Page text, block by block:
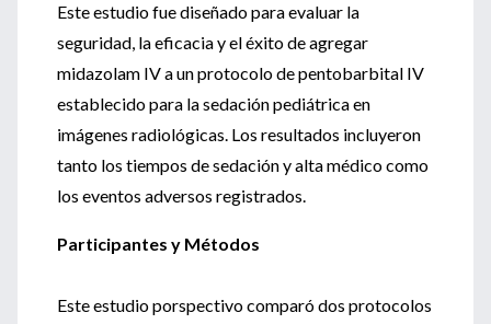
Este estudio fue diseñado para evaluar la
seguridad, la eficacia y el éxito de agregar
midazolam IV a un protocolo de pentobarbital IV
establecido para la sedación pediátrica en
imágenes radiológicas. Los resultados incluyeron
tanto los tiempos de sedación y alta médico como
los eventos adversos registrados.
Participantes y Métodos
Este estudio porspectivo comparó dos protocolos